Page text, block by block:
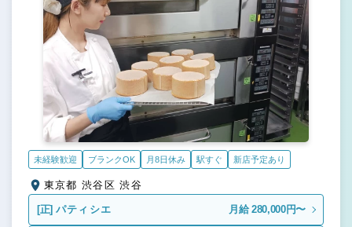
未経験歓迎 ブランクOK 月8日休み 駅すぐ 新店予定あり
東京都 渋谷区 渋谷
[正] パティシエ 月給 280,000円〜